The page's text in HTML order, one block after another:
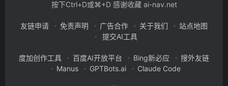
按下Ctrl+D或⌘+D 感谢收藏 ai-nav.net
友链申请 免责声明 广告合作 关于我们
站点地图
提交AI工具
度加创作工具 百度AI开放平台 Bing新必应
搜外友链
Manus
GPTBots.ai Claude Code